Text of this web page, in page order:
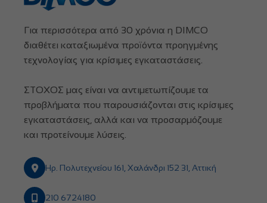
Για περισσότερα από 30 χρόνια η DIMCO
διαθέτει καταξιωμένα προϊόντα προηγμένης
τεχνολογίας για κρίσιμες εγκαταστάσεις.
ΣΤΟΧΟΣ μας είναι να αντιμετωπίζουμε τα
προβλήματα που παρουσιάζονται στις κρίσιμες
εγκαταστάσεις, αλλά και να προσαρμόζουμε
και προτείνουμε λύσεις.
Ηρ. Πολυτεχνείου 161, Χαλάνδρι 152 31, Αττική
210 6724180